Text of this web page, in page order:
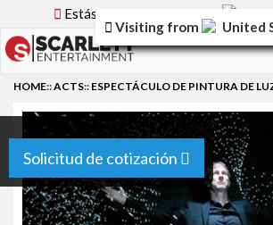
Estás utilizando la versión
Solicitud de cotización
HOME::ACTS:: ESPECTÁCULO DE PINTURA DE
Visiting from United